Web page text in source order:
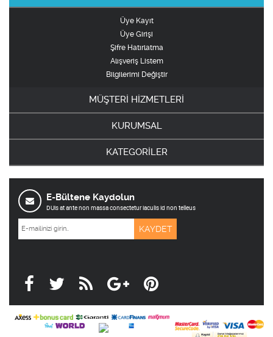
Üye Kayıt
Üye Girişi
Şifre Hatırlatma
Alışveriş Listem
Bilgilerimi Değiştir
MÜŞTERİ HİZMETLERİ
KURUMSAL
KATEGORİLER
E-Bültene Kaydolun
DUis at ante non massa consectetur iaculis id non telleus